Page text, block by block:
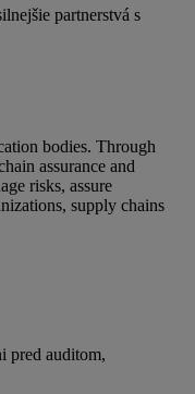
partnerstvá s
bodies. Through
assurance and
risks, assure
supply chains
pred auditom,